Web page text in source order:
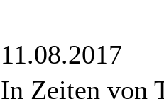
11.08.2017
In Zeiten von